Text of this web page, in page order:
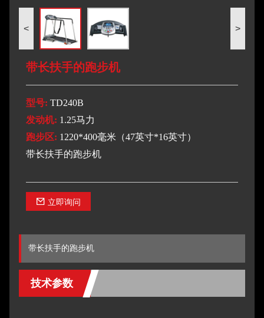
< >
带长扶手的跑步机
型号: TD240B
发动机: 1.25马力
跑步区: 1220*400毫米（47英寸*16英寸）
带长扶手的跑步机
立即询问
带长扶手的跑步机
技术参数